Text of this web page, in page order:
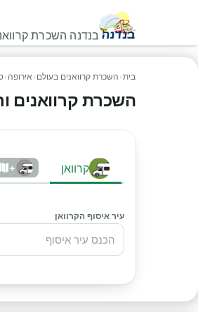
בנדנה השכרת
בית› השכרת קרוואנים בעולם › אירופה ›
השכרת קרוואנים
קרוואן +
עיר איסוף הקרוואן